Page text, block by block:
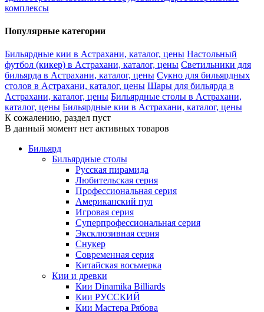
комплексы
Популярные категории
Бильярдные кии в Астрахани, каталог, цены Настольный
футбол (кикер) в Астрахани, каталог, цены Светильники для
бильярда в Астрахани, каталог, цены Сукно для бильярдных
столов в Астрахани, каталог, цены Шары для бильярда в
Астрахани, каталог, цены Бильярдные столы в Астрахани,
каталог, цены Бильярдные кии в Астрахани, каталог, цены
К сожалению, раздел пуст
В данный момент нет активных товаров
Бильярд
Бильярдные столы
Русская пирамида
Любительская серия
Профессиональная серия
Американский пул
Игровая серия
Суперпрофессиональная серия
Эксклюзивная серия
Снукер
Современная серия
Китайская восьмерка
Кии и древки
Кии Dinamika Billiards
Кии РУССКИЙ
Кии Мастера Рябова